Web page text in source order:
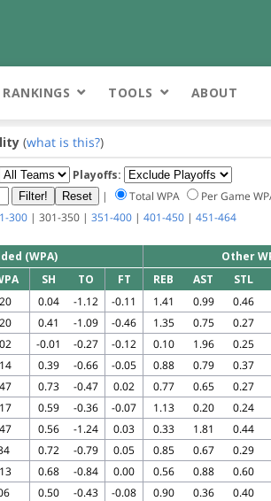
RANKINGS TOOLS ABOUT
(what is this?)
Playoffs:
| Total WPA
Per Game
300 | 301-350 | 351-400 | 401-450 | 451-464
(WPA)
Other
SH TO FT REB AST STL
0.04 -1.12 -0.11 1.41 0.99 0.46
0.41 -1.09 -0.46 1.35 0.75 0.27
-0.01 -0.27 -0.12 0.10 1.96 0.25
0.39 -0.66 -0.05 0.88 0.79 0.37
0.73 -0.47 0.02 0.77 0.65 0.27
0.59 -0.36 -0.07 1.13 0.20 0.24
0.56 -1.24 0.03 0.33 1.81 0.44
0.72 -0.79 0.05 0.85 0.67 0.29
0.68 -0.84 0.00 0.56 0.88 0.60
0.50 -0.43 -0.08 0.90 0.36 0.40